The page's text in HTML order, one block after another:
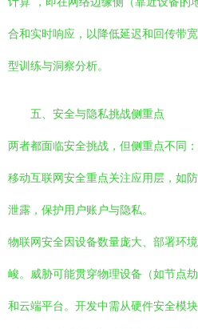
合和实时响应，以降低延迟和回传带
型训练与洞察分析。
五、安全与隐私挑战侧重点
两者都面临安全挑战，但侧重点不同：
移动互联网安全重点关注应用层，如
泄露，保护用户账户与隐私。
物联网安全因设备数量庞大、部署环
峻。威胁可能贯穿物理设备（如节点
和云端平台。开发中需从硬件安全模